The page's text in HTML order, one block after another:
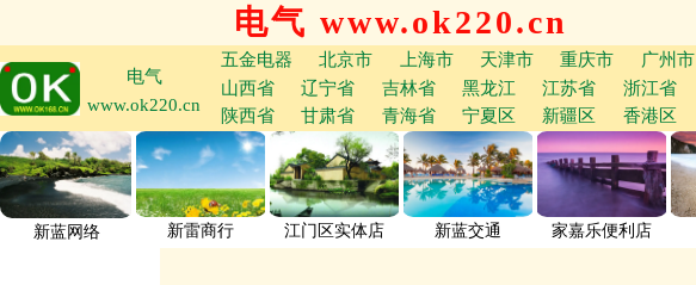
电气 www.ok220.cn
电气
www.ok220.cn
五金电器 北京市 上海市 天津市 重庆市 广州市
山西省
辽宁省 吉林省 黑龙江 江苏省 浙江省
陕西省
甘肃省 青海省 宁夏区 新疆区 香港区
新蓝网络 新雷商行 江门区实体店 新蓝交通 家嘉乐便利店